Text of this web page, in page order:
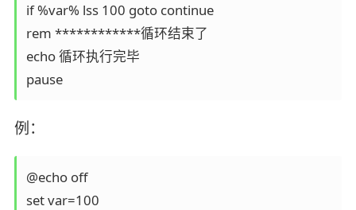
if %var% lss 100 goto continue
rem ************循环结束了
echo 循环执行完毕
pause
例：
@echo off
set var=100